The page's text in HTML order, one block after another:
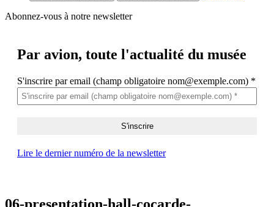
Abonnez-vous à notre newsletter
Par avion, toute l'actualité du musée
S'inscrire par email (champ obligatoire nom@exemple.com) *
Lire le dernier numéro de la newsletter
06-presentation-hall-cocarde-